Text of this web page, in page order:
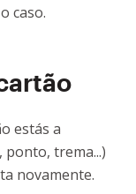
caso.
estás a
trema...)
novamente.